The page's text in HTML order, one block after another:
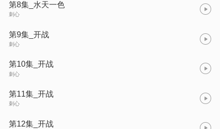
第8集_水天一色
刺心
第9集_开战
刺心
第10集_开战
刺心
第11集_开战
刺心
第12集_开战